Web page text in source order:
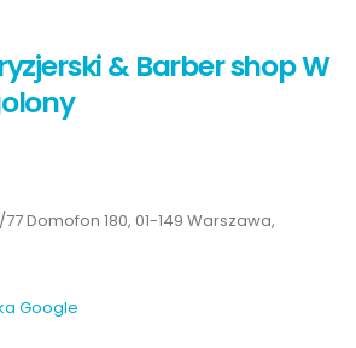
& Barber shop W
Domofon 180, 01-149 Warszawa,
Google